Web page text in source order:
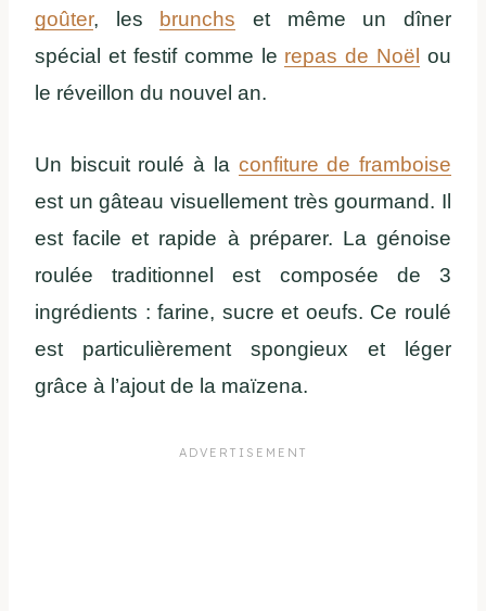
goûter, les brunchs et même un dîner
spécial et festif comme le repas de Noël ou
le réveillon du nouvel an.
Un biscuit roulé à la confiture de framboise
est un gâteau visuellement très gourmand. Il
est facile et rapide à préparer. La génoise
roulée traditionnel est composée de 3
ingrédients : farine, sucre et oeufs. Ce roulé
est particulièrement spongieux et léger
grâce à l’ajout de la maïzena.